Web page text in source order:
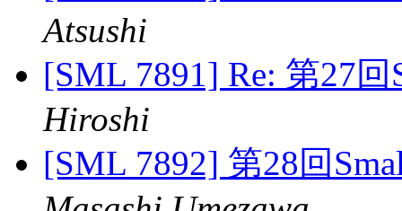
Atsushi
[SML 7891] Re: 第27
Hiroshi
[SML 7892] 第28回